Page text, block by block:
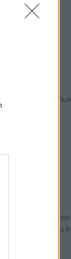
és
4154, 318-4035
után
is